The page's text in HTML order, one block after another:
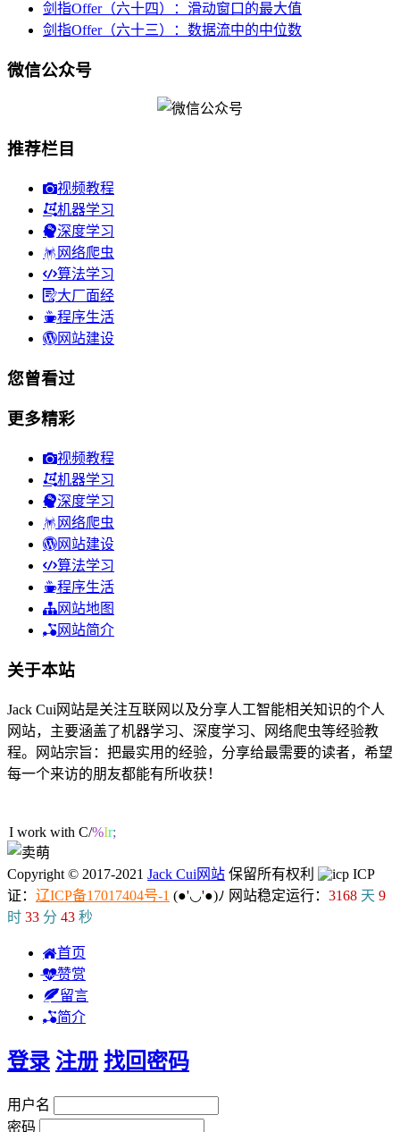
剑指Offer（六十四）：滑动窗口的最大值
剑指Offer（六十三）：数据流中的中位数
微信公众号
推荐栏目
视频教程
机器学习
深度学习
网络爬虫
算法学习
大厂面经
程序生活
网站建设
您曾看过
更多精彩
视频教程
机器学习
深度学习
网络爬虫
网站建设
算法学习
程序生活
网站地图
网站简介
关于本站
Jack Cui网站是关注互联网以及分享人工智能相关知识的个人
网站，主要涵盖了机器学习、深度学习、网络爬虫等经验教
程。网站宗旨：把最实用的经验，分享给最需要的读者，希望
每一个来访的朋友都能有所收获！
I work with V?7A.
Copyright © 2017-2021 Jack Cui网站 保留所有权利
ICP
证： 辽ICP备17017404号-1 (●'◡'●)ﾉ 网站稳定运行： 3168 天 9
时 33 分 44 秒
首页
赞赏
留言
简介
登录 注册 找回密码
用户名
密码